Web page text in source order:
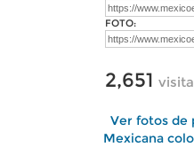
FOTO:
2,651
Ver fotos de
Mexicana